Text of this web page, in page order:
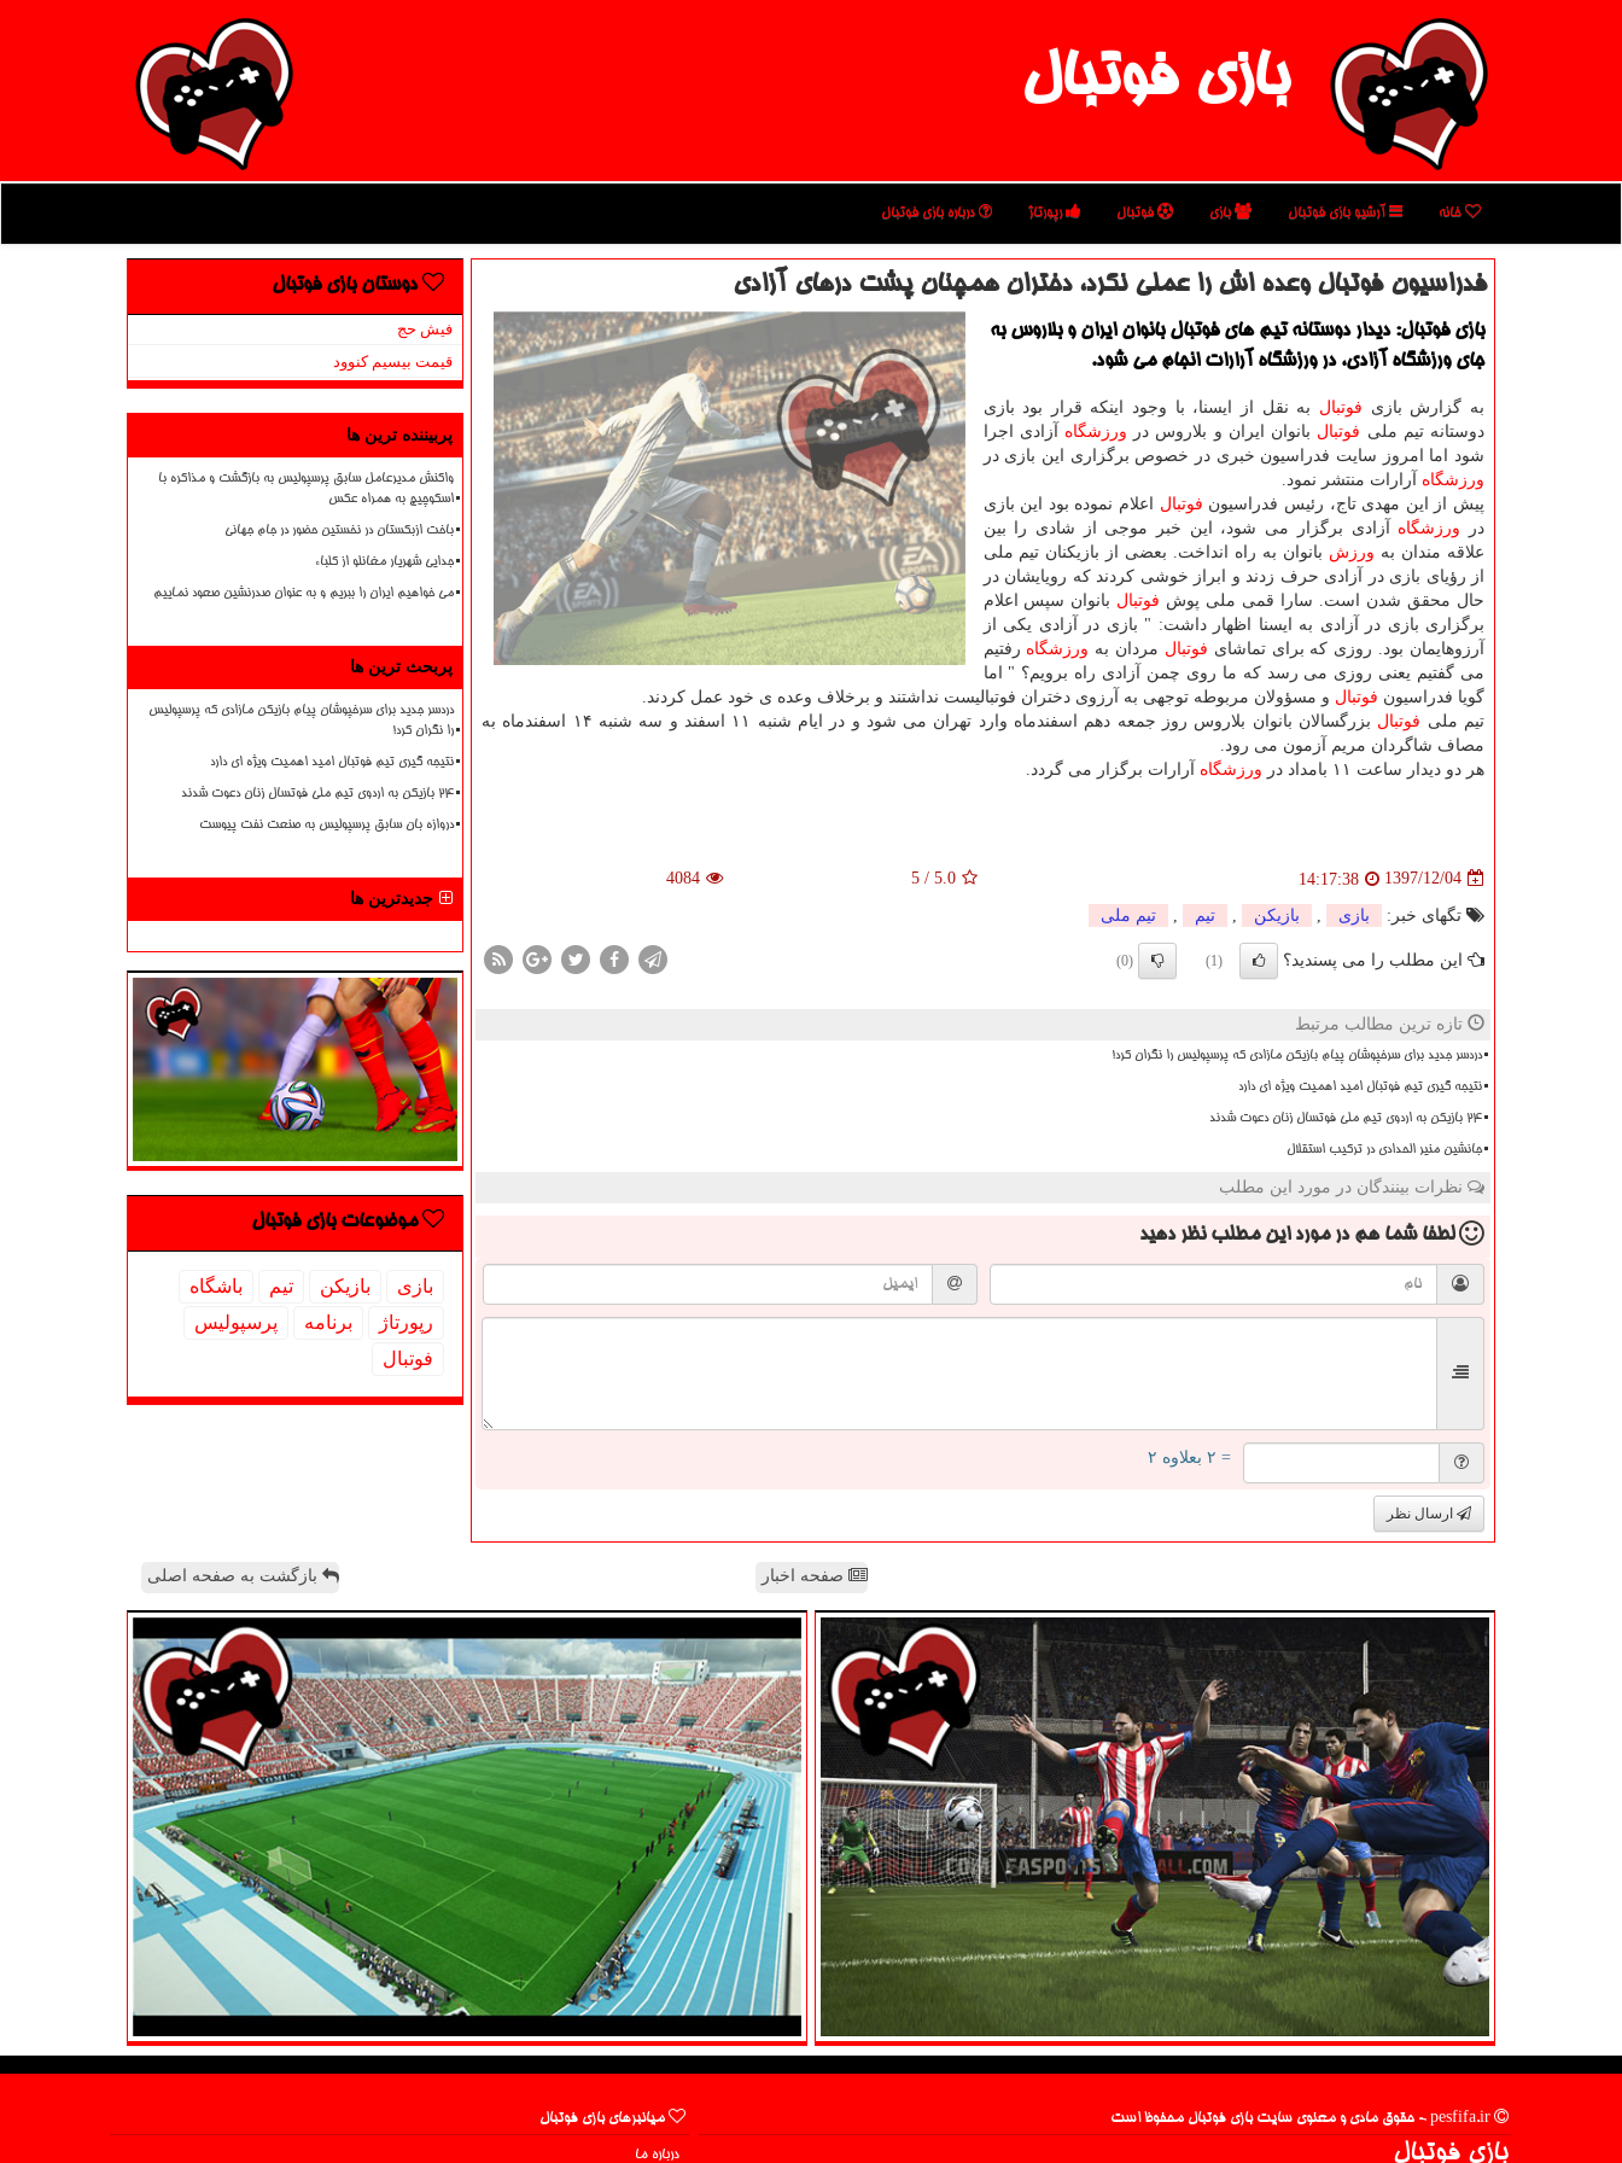
بازی فوتبال
خانه آرشیو بازی فوتبال بازی فوتبال رپورتاژ درباره بازی فوتبال
فدراسیون فوتبال وعده اش را عملی نكرد، دختران همچنان پشت درهای آزادی
بازی فوتبال: دیدار دوستانه تیم های فوتبال بانوان ایران و بلاروس به
جای ورزشگاه آزادی، در ورزشگاه آرارات انجام می شود.
به گزارش بازی فوتبال به نقل از ایسنا، با وجود اینكه قرار بود بازی
دوستانه تیم ملی فوتبال بانوان ایران و بلاروس در ورزشگاه آزادی اجرا
شود اما امروز سایت فدراسیون خبری در خصوص برگزاری این بازی در
ورزشگاه آرارات منتشر نمود.
پیش از این مهدی تاج، رئیس فدراسیون فوتبال اعلام نموده بود این بازی
در ورزشگاه آزادی برگزار می شود، این خبر موجی از شادی را بین
علاقه مندان به ورزش بانوان به راه انداخت. بعضی از بازیكنان تیم ملی
از رؤیای بازی در آزادی حرف زدند و ابراز خوشی كردند كه رویایشان در
حال محقق شدن است. سارا قمی ملی پوش فوتبال بانوان سپس اعلام
برگزاری بازی در آزادی به ایسنا اظهار داشت: " بازی در آزادی یكی از
آرزوهایمان بود. روزی كه برای تماشای فوتبال مردان به ورزشگاه رفتیم
می گفتیم یعنی روزی می رسد كه ما روی چمن آزادی راه برویم؟ " اما
گویا فدراسیون فوتبال و مسؤولان مربوطه توجهی به آرزوی دختران فوتبالیست نداشتند و برخلاف وعده ی خود عمل كردند.
تیم ملی فوتبال
بزرگسالان بانوان بلاروس روز جمعه دهم اسفندماه وارد تهران می شود و در ایام شنبه ۱۱ اسفند و سه شنبه ۱۴ اسفندماه به
مصاف شاگردان مریم آزمون می رود.
هر دو دیدار ساعت ۱۱ بامداد در
ورزشگاه آرارات برگزار می گردد.
1397/12/04
14:17:38
5.0
/
5
4084
تگهای خبر: بازی بازیكن تیم تیم ملی
این مطلب را می پسندید؟ (1)
(0)
تازه ترین مطالب مرتبط
دردسر جدید برای سرخپوشان پیام بازیکن مازادی که پرسپولیس را نگران کرد!
نتیجه گیری تیم فوتبال امید اهمیت ویژه ای دارد
۲۴ بازیکن به اردوی تیم ملی فوتسال زنان دعوت شدند
جانشین منیر الحدادی در ترکیب استقلال
نظرات بینندگان در مورد این مطلب
لطفا شما همدر مورد این مطلب نظر دهید
= ۲ بعلاوه ۲
ارسال نظر
دوستان بازی فوتبال
فیش حج
قیمت بیسیم کنوود
پربیننده ترین ها
واکنش مدیرعامل سابق پرسپولیس به بازگشت و مذاکره با
اسکوچیچ به همراه عکس
باخت ازبکستان در نخستین حضور در جام جهانی
جدایی شهریار مغانلو از کلباء
می خواهیم ایران را ببریم و به عنوان صدرنشین صعود نماییم
پربحث ترین ها
دردسر جدید برای سرخپوشان پیام بازیکن مازادی که پرسپولیس
را نگران کرد!
نتیجه گیری تیم فوتبال امید اهمیت ویژه ای دارد
۲۴ بازیکن به اردوی تیم ملی فوتسال زنان دعوت شدند
دروازه بان سابق پرسپولیس به صنعت نفت پیوست
جدیدترین ها
موضوعات بازی فوتبال
بازی بازیكن تیم
باشگاه
رپورتاژ
برنامه
پرسپولیس
فوتبال
صفحه اخبار بازگشت به صفحه اصلی
بازی فوتبال
میانبرهای بازی فوتبال
درباره ما